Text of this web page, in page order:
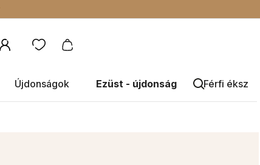
Újdonságok Ezüst - újdonság Férfi